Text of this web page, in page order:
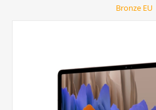
Bronze EU